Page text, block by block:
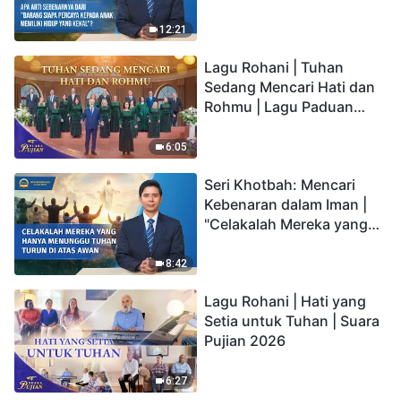
12:21
6:05
Lagu Rohani | Tuhan
Sedang Mencari Hati dan
Rohmu | Lagu Paduan
8:42
Seri Khotbah: Mencari
Kebenaran dalam Iman |
"Celakalah Mereka yang
6:27
Lagu Rohani | Hati yang
Setia untuk Tuhan | Suara
Pujian 2026